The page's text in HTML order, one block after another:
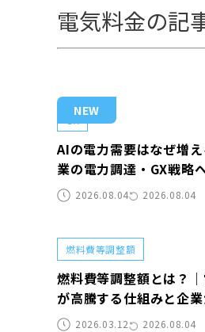
電気料金の記
NEW
AIの電力需要はなぜ増
業の電力調達・GX戦略
対策2026.08.04 2026.08.04
燃料費等調整額
燃料費等調整額とは？
が高騰する仕組みと企
き対策を解説
2026.03.12 2026.08.04